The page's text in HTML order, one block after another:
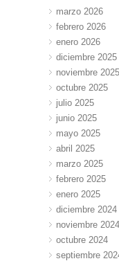
marzo 2026
febrero 2026
enero 2026
diciembre 2025
noviembre 2025
octubre 2025
julio 2025
junio 2025
mayo 2025
abril 2025
marzo 2025
febrero 2025
enero 2025
diciembre 2024
noviembre 2024
octubre 2024
septiembre